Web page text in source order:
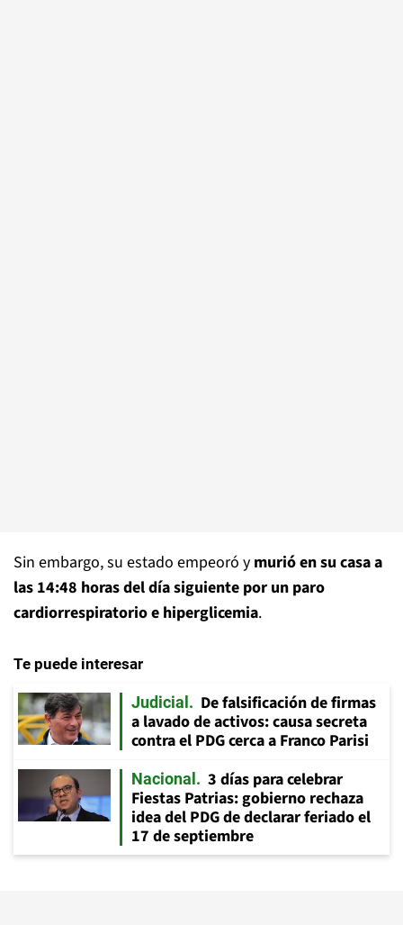
Sin embargo, su estado empeoró y murió en su casa a
las 14:48 horas del día siguiente por un paro
cardiorrespiratorio e hiperglicemia.
Te puede interesar
Judicial
De falsificación de firmas
a lavado de activos: causa secreta
contra el PDG cerca a Franco Parisi
Nacional
3 días para celebrar
Fiestas Patrias: gobierno rechaza
idea del PDG de declarar feriado el
17 de septiembre